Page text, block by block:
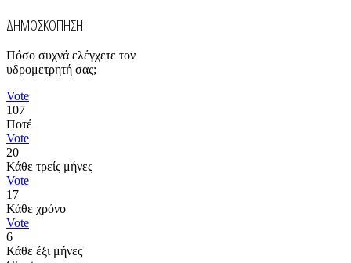
ΔΗΜΟΣΚΟΠΗΣΗ
Πόσο συχνά ελέγχετε τον
υδρομετρητή σας;
Vote
107
Ποτέ
Vote
20
Κάθε τρείς μήνες
Vote
17
Κάθε χρόνο
Vote
6
Κάθε έξι μήνες